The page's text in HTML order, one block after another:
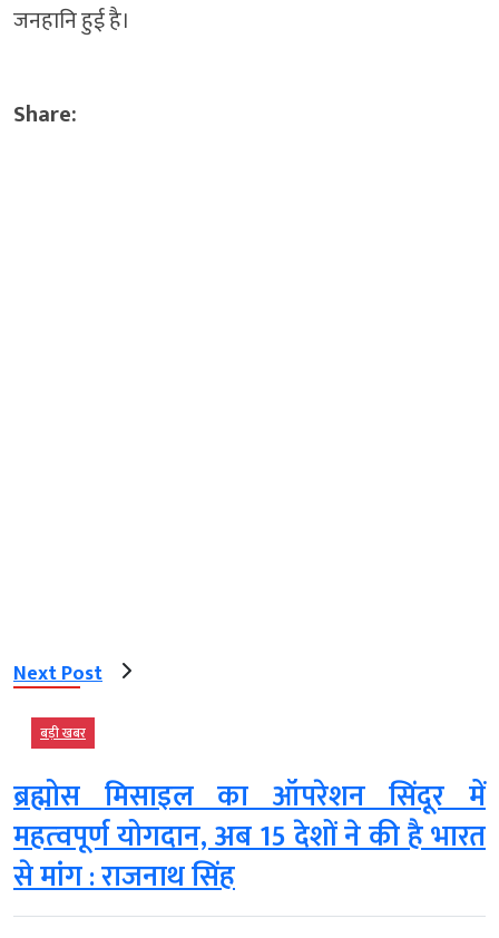
जनहानि हुई है।
Share:
Next Post
बड़ी खबर
ब्रह्मोस मिसाइल का ऑपरेशन सिंदूर में
महत्‍वपूर्ण योगदान, अब 15 देशों ने की है भारत
से मांग : राजनाथ सिंह